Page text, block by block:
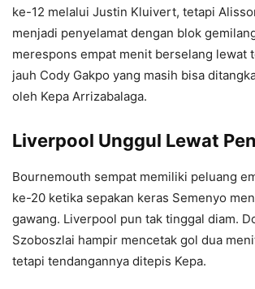
ke-12 melalui Justin Kluivert, tetapi
menjadi penyelamat dengan blok
merespons empat menit berselang lewat
jauh Cody Gakpo yang masih bisa
oleh Kepa Arrizabalaga.
Liverpool Unggul Lewat
Bournemouth sempat memiliki peluang
ke-20 ketika sepakan keras Semenyo
gawang. Liverpool pun tak tinggal diam.
Szoboszlai hampir mencetak gol dua
tetapi tendangannya ditepis Kepa.